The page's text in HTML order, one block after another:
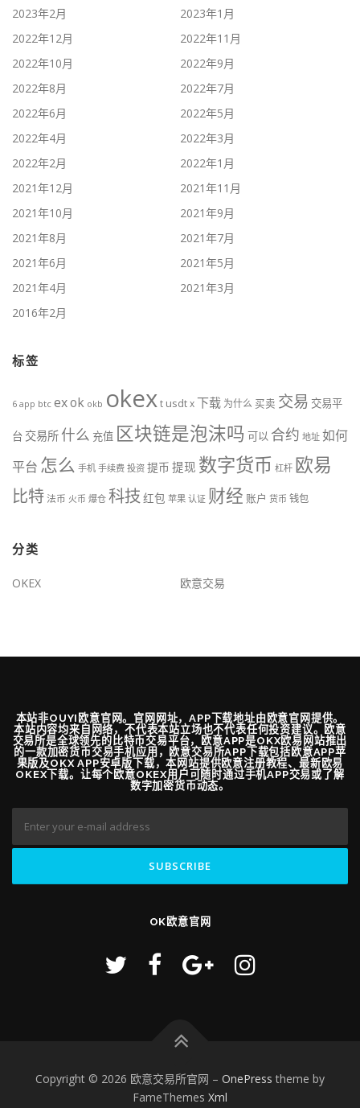
2023年2月
2023年1月
2022年12月
2022年11月
2022年10月
2022年9月
2022年8月
2022年7月
2022年6月
2022年5月
2022年4月
2022年3月
2022年2月
2022年1月
2021年12月
2021年11月
2021年10月
2021年9月
2021年8月
2021年7月
2021年6月
2021年5月
2021年4月
2021年3月
2016年2月
标签
6 app btc exok okb okext usdtx下载 为什么 买卖 交易 交易平
台 交易所 什么 充值 区块链是泡沫吗 可以 合约 地址 如何
平台 怎么 手机 手续费 投资 提币 提现 数字货币 杠杆 欧易
比特法币 火币 爆仓 科技 红包 苹果 认证 财经 账户 货币 钱包
分类
OKEX 欧意交易
本站非OUYI欧意官网。官网网址，APP下载地址由欧意官网提供。
本站内容均来自网络，不代表本站立场也不代表任何投资建议。欧意
交易所是全球领先的比特币交易平台，欧意APP是OKX欧易网站推出
的一款加密货币交易手机应用，欧意交易所APP下载包括欧意APP苹
果版及OKX APP安卓版下载，本网站提供欧意注册教程、最新欧易
OKEX下载。让每个欧意OKEX用户可随时通过手机APP交易或了解
数字加密货币动态。
OK欧意官网
Copyright © 2026 欧意交易所官网 – OnePress theme by
FameThemes Xml